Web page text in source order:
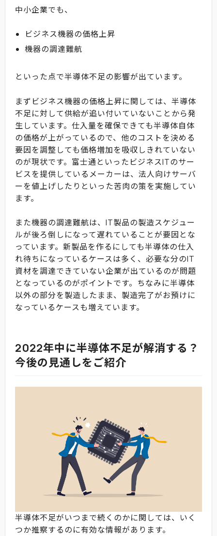
中小企業でも、
ビジネス機器の価格上昇
機器の調達難航
といった点で半導体不足の影響が出ています。
まずビジネス機器の価格上昇に関しては、半導体
不足に対して供給が追い付いていないことから発
生しています。仕入量を確保できても半導体自体
の価格が上がっているので、他のコストを決める
要因を調整しても価格増加を吸収しきれていない
のが現状です。富士通といったビジネスITのサー
ビスを提供しているメーカーは、法人向けサーバ
ーを値上げしたりといった苦肉の策を実施してい
ます。
また機器の調達難航は、IT製品の製造スケジュー
ルが後ろ倒しになって遅れていることが要因とな
っています。新製品を作るにしても半導体の仕入
れ待ちになっているケースは多く、必要な分のIT
資材を調達できていない企業が出ているのが問題
となっているのがポイントです。ちなみに半導体
以外の部分を製造したまま、製造完了がお預けに
なっているケースも増えています。
2022年中に半導体不足が解消する？
今後の見通しをご紹介
半導体不足がいつまで続くのかに関しては、いく
つか推察するのに有効な情報があります。